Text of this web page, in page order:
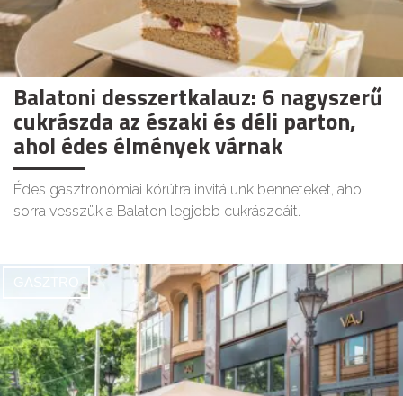
Balatoni desszertkalauz: 6 nagyszerű
cukrászda az északi és déli parton,
ahol édes élmények várnak
Édes gasztronómiai körútra invitálunk benneteket, ahol
sorra vesszük a Balaton legjobb cukrászdáit.